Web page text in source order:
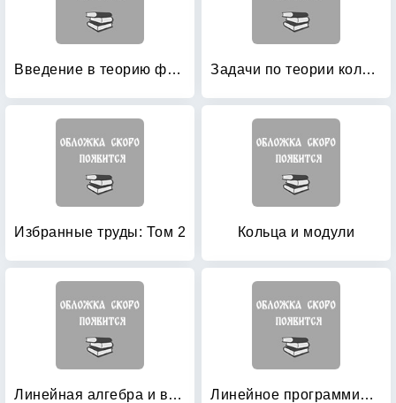
Введение в теорию функционально-дифференциальных уравнений: Групповой подход Задачи по теории колец, модулей и полей
Избранные труды: Том 2 Кольца и модули
Линейная алгебра и выпуклая геометрия Линейное программирование